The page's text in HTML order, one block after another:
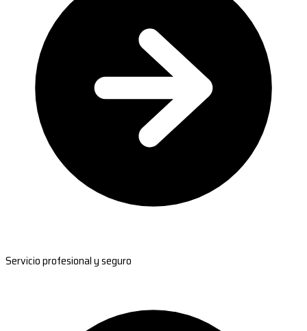
Servicio profesional y seguro